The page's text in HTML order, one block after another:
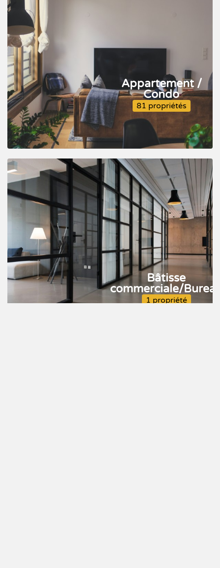
Appartement /
Condo
81 propriétés
Bâtisse
commerciale/
1 propriété